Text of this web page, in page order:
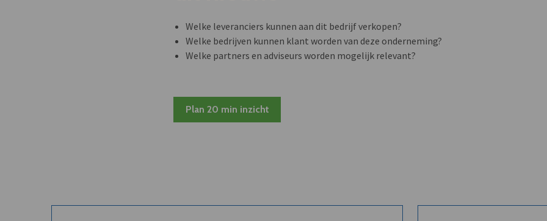
Welke leveranciers kunnen aan dit bedrijf verkopen?
Welke bedrijven kunnen klant worden van deze onderneming?
Welke partners en adviseurs worden mogelijk relevant?
Plan 20 min inzicht